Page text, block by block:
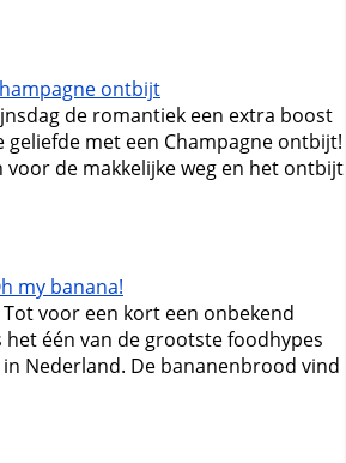
ontbijt
de romantiek een extra boost
geliefde met een Champagne ontbijt!
voor de makkelijke weg en het ontbijt
my banana!
voor een kort een onbekend
het één van de grootste foodhypes
Nederland. De bananenbrood vind